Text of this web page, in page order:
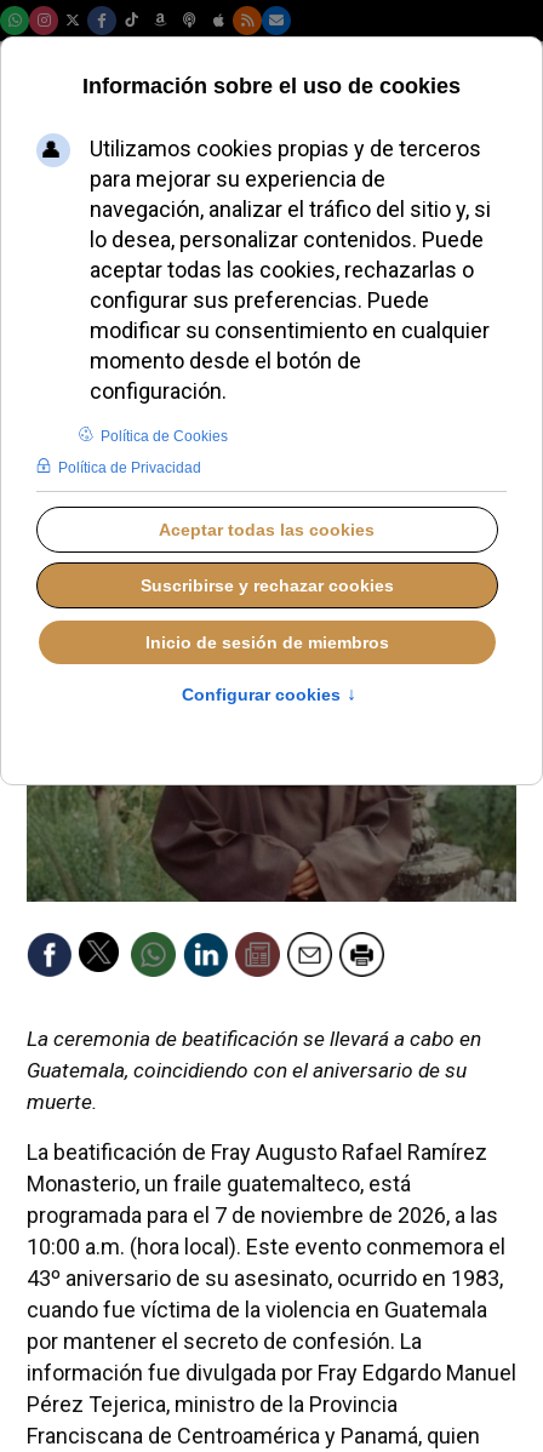
La beatificación de
Fray Augusto Rafael
Ramírez
Monasterio será el 7
de noviembre de
2026
REDACCIÓN IGLESIA EN GUATEMALA DOMINGO, 05 JULIO 2026 08:12
La ceremonia de beatificación se llevará a cabo en
Guatemala, coincidiendo con el aniversario de su
muerte.
La beatificación de Fray Augusto Rafael Ramírez
Monasterio, un fraile guatemalteco, está
programada para el 7 de noviembre de 2026, a las
10:00 a.m. (hora local). Este evento conmemora el
43º aniversario de su asesinato, ocurrido en 1983,
cuando fue víctima de la violencia en Guatemala
por mantener el secreto de confesión. La
información fue divulgada por Fray Edgardo Manuel
Pérez Tejerica, ministro de la Provincia
Franciscana de Centroamérica y Panamá, quien